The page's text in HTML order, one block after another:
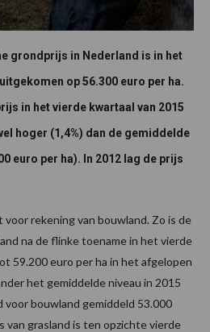
grondprijs in Nederland is in het
op 56.300 euro per ha.
in het vierde kwartaal van 2015
hoger (1,4%) dan de gemiddelde
euro per ha). In 2012 lag de prijs
rekening van bouwland. Zo is de
na de flinke toename in het vierde
59.200 euro per ha in het afgelopen
het gemiddelde niveau in 2015
voor bouwland gemiddeld 53.000
van grasland is ten opzichte vierde